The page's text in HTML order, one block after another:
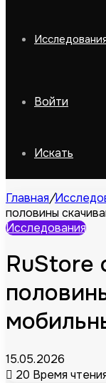
Войти
Искать
Главная/
половины
Исследования
RuStore
15.05.2026
20 Время